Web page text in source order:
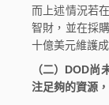
而上述情況若
智財，並在採
十億美元維護
（二）DOD
注足夠的資源